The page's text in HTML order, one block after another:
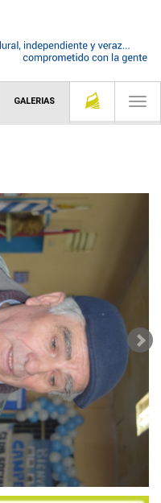
GALERIAS